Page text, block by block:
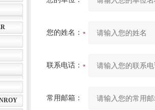
您的姓名：
联系电话：
常用邮箱：